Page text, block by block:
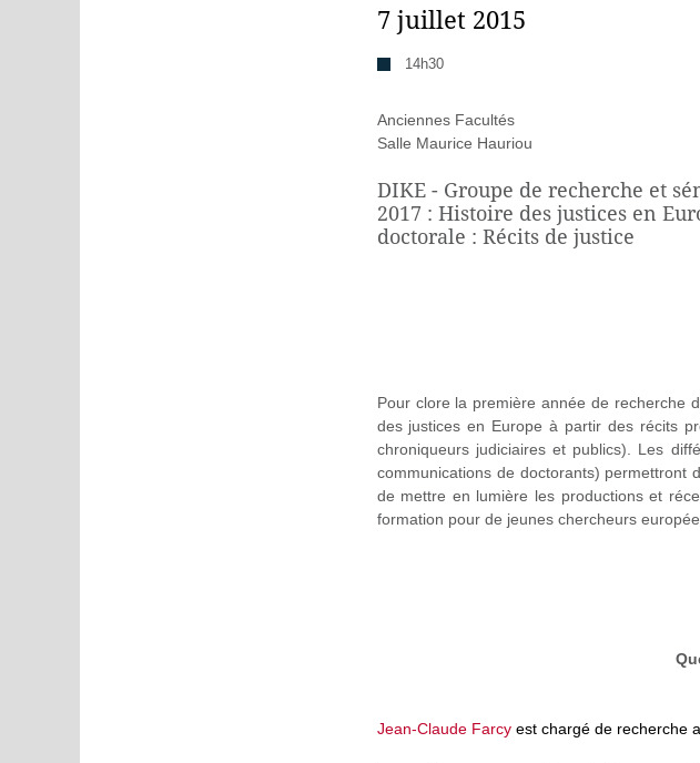
7 juillet 2015
14h30
Anciennes Facultés
Salle Maurice Hauriou
DIKE - Groupe de recherche et
2017 : Histoire des justices en
doctorale : Récits de justice
Pour clore la première année de recherche
des justices en Europe à partir des récits
chroniqueurs judiciaires et publics). Les
communications de doctorants) permettront
de mettre en lumière les productions et
formation pour de jeunes chercheurs
Jean-Claude Farcyest chargé de recherche